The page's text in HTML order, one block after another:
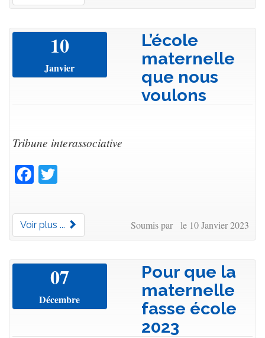
10
Janvier
L’école
maternelle
que nous
voulons
Tribune interassociative
Facebook
Voir plus ... Soumis par le 10 Janvier 2023
07
Décembre
Pour que la
maternelle
fasse école
2023